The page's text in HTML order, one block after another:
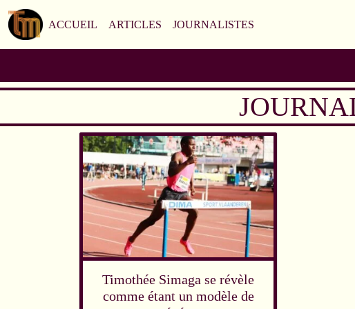
ACCUEIL ARTICLES JOURNALISTES
Timothée Simaga se révèle
comme étant un modèle de